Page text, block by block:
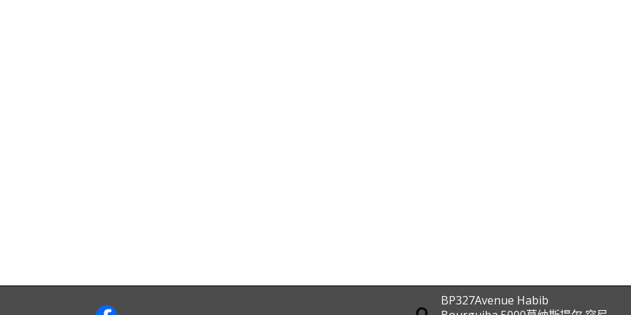
BP327Avenue Habib